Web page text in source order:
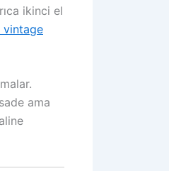
ikinci el
vintage
ama